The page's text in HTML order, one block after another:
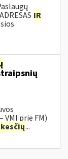
IR
prie FM)
...